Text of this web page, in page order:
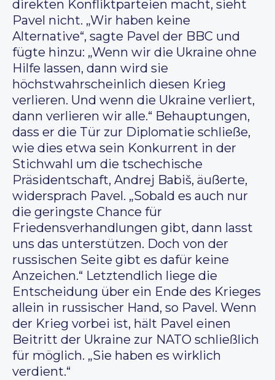
direkten Konfliktparteien macht, sieht
Pavel nicht. „Wir haben keine
Alternative“, sagte Pavel der BBC und
fügte hinzu: „Wenn wir die Ukraine ohne
Hilfe lassen, dann wird sie
höchstwahrscheinlich diesen Krieg
verlieren. Und wenn die Ukraine verliert,
dann verlieren wir alle.“ Behauptungen,
dass er die Tür zur Diplomatie schließe,
wie dies etwa sein Konkurrent in der
Stichwahl um die tschechische
Präsidentschaft, Andrej Babiš, äußerte,
widersprach Pavel. „Sobald es auch nur
die geringste Chance für
Friedensverhandlungen gibt, dann lasst
uns das unterstützen. Doch von der
russischen Seite gibt es dafür keine
Anzeichen.“ Letztendlich liege die
Entscheidung über ein Ende des Krieges
allein in russischer Hand, so Pavel. Wenn
der Krieg vorbei ist, hält Pavel einen
Beitritt der Ukraine zur NATO schließlich
für möglich. „Sie haben es wirklich
verdient.“